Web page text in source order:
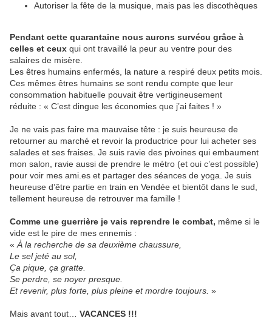
Autoriser la fête de la musique, mais pas les discothèques
Pendant cette quarantaine nous aurons survécu grâce à
celles et ceux qui ont travaillé la peur au ventre pour des
salaires de misère.
Les êtres humains enfermés, la nature a respiré deux petits mois.
Ces mêmes êtres humains se sont rendu compte que leur
consommation habituelle pouvait être vertigineusement
réduite : « C’est dingue les économies que j’ai faites ! »
Je ne vais pas faire ma mauvaise tête : je suis heureuse de
retourner au marché et revoir la productrice pour lui acheter ses
salades et ses fraises. Je suis ravie des pivoines qui embaument
mon salon, ravie aussi de prendre le métro (et oui c’est possible)
pour voir mes ami.es et partager des séances de yoga. Je suis
heureuse d’être partie en train en Vendée et bientôt dans le sud,
tellement heureuse de retrouver ma famille !
Comme une guerrière je vais reprendre le combat, même si le
vide est le pire de mes ennemis :
« À la recherche de sa deuxième chaussure,
Le sel jeté au sol,
Ça pique, ça gratte.
Se perdre, se noyer presque.
Et revenir, plus forte, plus pleine et mordre toujours. »
Mais avant tout… VACANCES !!!